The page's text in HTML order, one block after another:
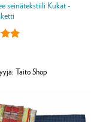
seinätekstiili Kukat -
Taito Shop